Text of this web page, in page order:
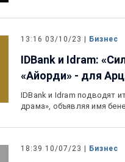
13:16 03/10/23 | Бизнес
IDBank и Idram:
«Айорди» - для
IDBank и Idram подводят
драма», объявляя имя
18:39 10/07/23 | Бизнес